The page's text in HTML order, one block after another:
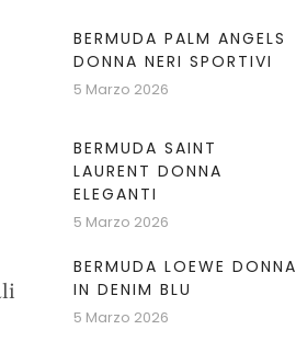
BERMUDA PALM ANGELS
DONNA NERI SPORTIVI
5 Marzo 2026
BERMUDA SAINT
LAURENT DONNA
ELEGANTI
5 Marzo 2026
BERMUDA LOEWE DONNA
IN DENIM BLU
5 Marzo 2026